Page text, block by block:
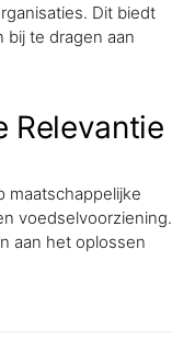
Dit biedt
te dragen aan
Relevantie
maatschappelijke
voedselvoorziening.
aan het oplossen